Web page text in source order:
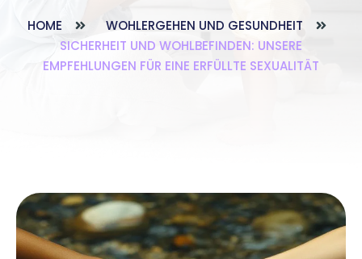
HOME
WOHLERGEHEN UND GESUNDHEIT
SICHERHEIT UND WOHLBEFINDEN: UNSERE
EMPFEHLUNGEN FÜR EINE ERFÜLLTE SEXUALITÄT